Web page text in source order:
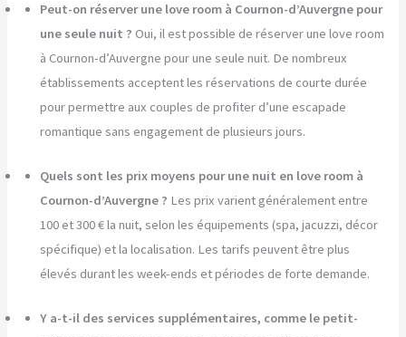
Peut-on réserver une love room à Cournon-d’Auvergne pour
une seule nuit ? Oui, il est possible de réserver une love room
à Cournon-d’Auvergne pour une seule nuit. De nombreux
établissements acceptent les réservations de courte durée
pour permettre aux couples de profiter d’une escapade
romantique sans engagement de plusieurs jours.
Quels sont les prix moyens pour une nuit en love room à
Cournon-d’Auvergne ? Les prix varient généralement entre
100 et 300 € la nuit, selon les équipements (spa, jacuzzi, décor
spécifique) et la localisation. Les tarifs peuvent être plus
élevés durant les week-ends et périodes de forte demande.
Y a-t-il des services supplémentaires, comme le petit-